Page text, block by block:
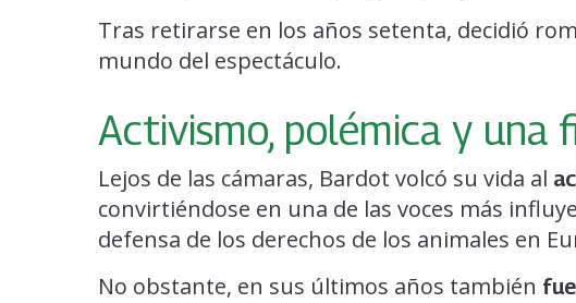
Tras retirarse en los años setenta, decidió
mundo del espectáculo.
Activismo, polémica y una
Lejos de las cámaras, Bardot volcó su vida al
convirtiéndose en una de las voces más
defensa de los derechos de los animales en
No obstante, en sus últimos años también